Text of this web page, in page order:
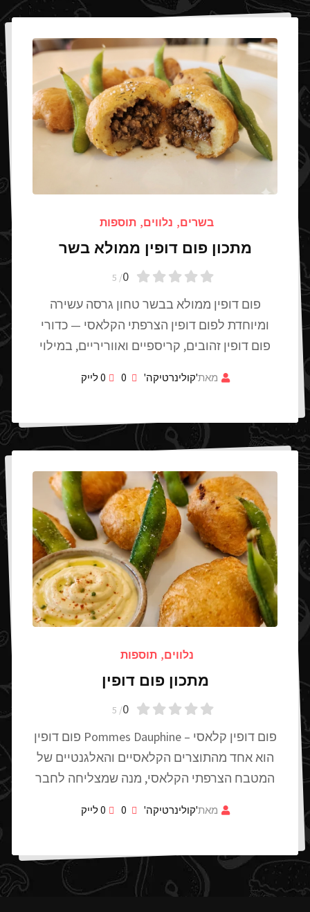
בשרים, נלווים, תוספות
מתכון פום דופין ממולא בשר
0
/ 5
פום דופין ממולא בבשר טחון גרסה עשירה
ומיוחדת לפום דופין הצרפתי הקלאסי — כדורי
פום דופין זהובים, קריספיים ואווריריים, במילוי
מאת'קולינרטיקה' 0
0לייק
נלווים, תוספות
מתכון פום דופין
0
/ 5
פום דופין קלאסי – Pommes Dauphine פום דופין
הוא אחד מהתוצרים הקלאסיים והאלגנטיים של
המטבח הצרפתי הקלאסי, מנה שמצליחה לחבר
מאת'קולינרטיקה' 0
0לייק